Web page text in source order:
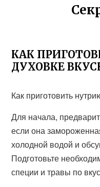
КАК
ДУХОВКЕ
Как приготовить
Для начала,
если она
холодной водой и
Подготовьте
специи и травы по